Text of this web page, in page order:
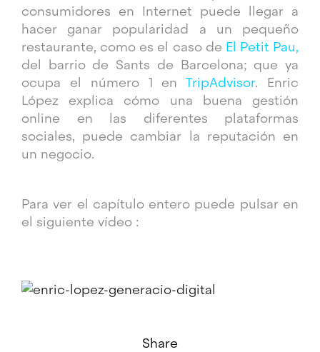
consumidores en Internet puede llegar a
hacer ganar popularidad a un pequeño
restaurante, como es el caso de El Petit Pau,
del barrio de Sants de Barcelona; que ya
ocupa el número 1 enTripAdvisor. Enric
López explica cómo una buena gestión
online en las diferentes plataformas
sociales, puede cambiar la reputación en
un negocio.
Para ver el capítulo entero puede pulsar en
el siguiente vídeo :
Share